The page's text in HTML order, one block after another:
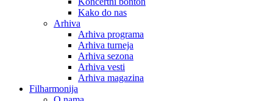
Kako do nas
Arhiva
Arhiva programa
Arhiva turneja
Arhiva sezona
Arhiva vesti
Arhiva magazina
Filharmonija